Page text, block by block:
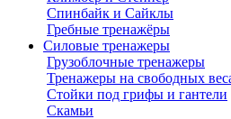
Спинбайк и Сайклы
Гребные тренажёры
Силовые тренажеры
Грузоблочные тренажеры
Тренажеры на свободных
Стойки под грифы и гантели
Скамьи